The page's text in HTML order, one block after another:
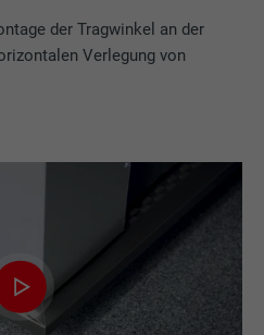
der Tragwinkel an der
Verlegung von